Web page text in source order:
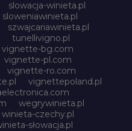
slowacja-winieta.pl
sloweniawinieta.pl
szwajcariawinieta.pl
tunellivigno.pl
vignette-bg.com
vignette-pl.com
vignette-ro.com
vignettepoland.pl
wegrywinieta.pl
winieta-czechy.pl
słowacja.pl